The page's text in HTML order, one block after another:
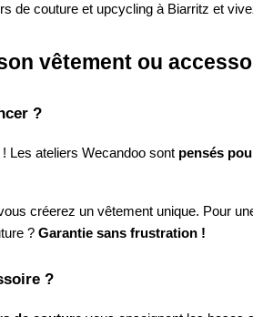
de couture et upcycling à Biarritz et
vêtement ou
?
Les ateliers Wecandoo sont pensés
créerez un vêtement unique. Pour
? Garantie sans frustration !
?